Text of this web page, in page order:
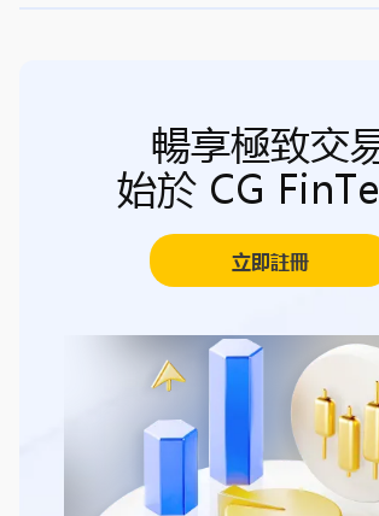
暢享極致交
始於 CG
立即註冊